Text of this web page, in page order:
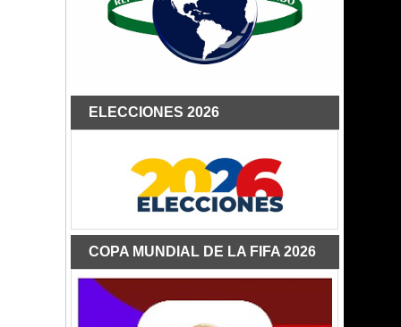
ELECCIONES 2026
COPA MUNDIAL DE LA FIFA 2026